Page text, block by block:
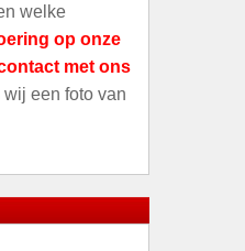
welke
op onze
met ons
een foto van